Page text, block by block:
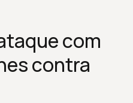
com
contra